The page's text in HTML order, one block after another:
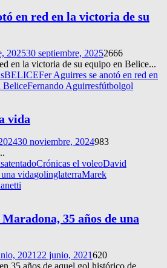
en red en la victoria de su
202530 septiembre, 20252666
en la victoria de su equipo en Belice...
BELICEFer Aguirres se anotó en red en
BeliceFernando Aguirresfútbolgol
vida
30 noviembre, 2024983
atentadoCrónicas el voleoDavid
vidagolinglaterraMarek
35 años de una
2021 22 junio, 2021620
35 años de aquel gol histórico de